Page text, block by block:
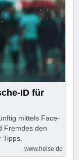
ID für
mittels Face-
Fremdes den
www.heise.de